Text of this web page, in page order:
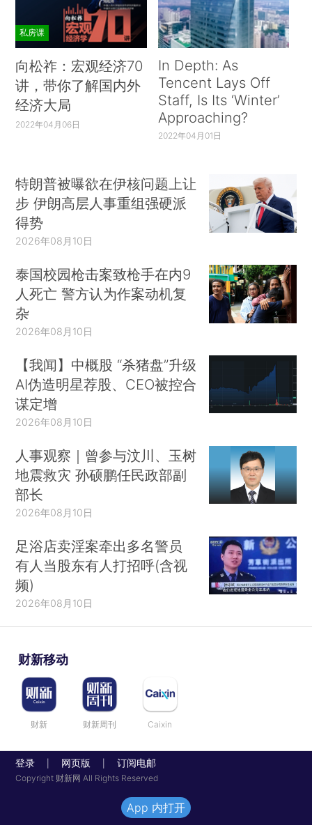
私房课
向松祚：宏观经济70
讲，带你了解国内外
经济大局
2022年04月06日
In Depth: As
Tencent Lays Off
Staff, Is Its ‘Winter’
Approaching?
2022年04月01日
特朗普被曝欲在伊核问题上让
步 伊朗高层人事重组强硬派
得势
2026年08月10日
泰国校园枪击案致枪手在内9
人死亡 警方认为作案动机复
杂
2026年08月10日
【我闻】中概股 “杀猪盘”升级
AI伪造明星荐股、CEO被控合
谋定增
2026年08月10日
人事观察｜曾参与汶川、玉树
地震救灾 孙硕鹏任民政部副
部长
2026年08月10日
足浴店卖淫案牵出多名警员
有人当股东有人打招呼(含视
频)
2026年08月10日
财新移动
财新 财新周刊 Caixin
登录 网页版 订阅电邮
Copyright 财新网 All Rights Reserved
App 内打开